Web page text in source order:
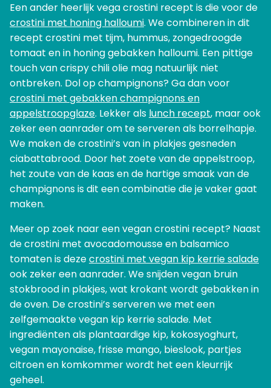
Een ander heerlijk vega crostini recept is die voor de
crostini met honing halloumi. We combineren in dit
recept crostini met tijm, hummus, zongedroogde
tomaat en in honing gebakken halloumi. Een pittige
touch van crispy chili olie mag natuurlijk niet
ontbreken. Dol op champignons? Ga dan voor
crostini met gebakken champignons en
appelstroopglaze. Lekker als lunch recept, maar ook
zeker een aanrader om te serveren als borrelhapje.
We maken de crostini’s van in plakjes gesneden
ciabattabrood. Door het zoete van de appelstroop,
het zoute van de kaas en de hartige smaak van de
champignons is dit een combinatie die je vaker gaat
maken.
Meer op zoek naar een vegan crostini recept? Naast
de crostini met avocadomousse en balsamico
tomaten is dezecrostini met vegan kip kerrie salade
ook zeker een aanrader. We snijden vegan bruin
stokbrood in plakjes, wat krokant wordt gebakken in
de oven. De crostini’s serveren we met een
zelfgemaakte vegan kip kerrie salade. Met
ingrediënten als plantaardige kip, kokosyoghurt,
vegan mayonaise, frisse mango, bieslook, partjes
citroen en komkommer wordt het een kleurrijk
geheel.